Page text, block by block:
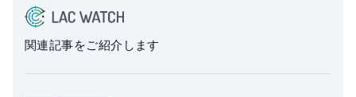
関連記事をご紹介します